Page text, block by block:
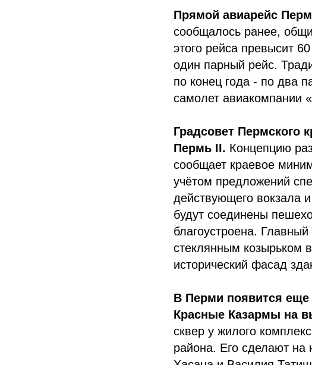
Прямой авиарейс
сообщалось ранее,
этого рейса превысит
один парный рейс.
по конец года - по два
самолет авиакомпании
Градсовет Пермского
Пермь II. Концепцию
сообщает краевое
учётом предложений
действующего вокзала
будут соединены
благоустроена.
стеклянным козырьком
исторический фасад
В Перми появится еще
Красные Казармы на
сквер у жилого
района. Его сделают